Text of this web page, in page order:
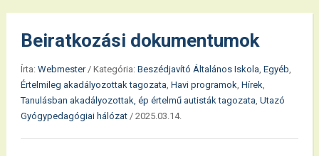
Beiratkozási dokumentumok
Írta: Webmester/ Kategória: Beszédjavító Általános Iskola, Egyéb,
Értelmileg akadályozottak tagozata, Havi programok, Hírek,
Tanulásban akadályozottak, ép értelmű autisták tagozata, Utazó
Gyógypedagógiai hálózat/ 2025.03.14.